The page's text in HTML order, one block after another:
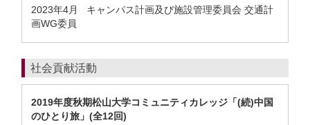
2023年4月
キャンパス計画及び施設管理委員会 交通計
画WG委員
社会貢献活動
2019年度秋期松山大学コミュニティカレッジ「(続)中国
のひとり旅」(全12回)